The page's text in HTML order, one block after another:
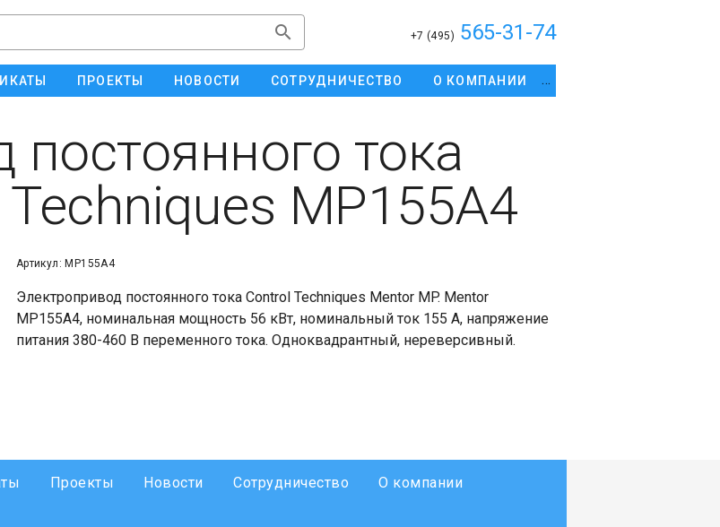
+7 (495) 565-31-74
ПРОЕКТЫ НОВОСТИ СОТРУДНИЧЕСТВО О КОМПАНИИ
постоянного тока
MP155A4
Артикул: MP155A4
Электропривод постоянного тока Control Techniques Mentor MP. Mentor
MP155A4, номинальная мощность 56 кВт, номинальный ток 155 А, напряжение
питания 380-460 В переменного тока. Одноквадрантный, нереверсивный.
Проекты Новости Сотрудничество
О компании